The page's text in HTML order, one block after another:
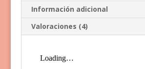
Información adicional
Valoraciones (4)